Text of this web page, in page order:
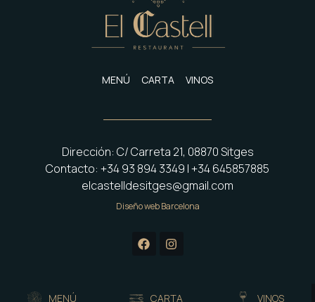
MENÚ CARTA VINOS
Dirección: C/ Carreta 21, 08870 Sitges
Contacto: +34 93 894 3349 | +34 645857885
elcastelldesitges@gmail.com
Diseño web Barcelona
MENÚ CARTA VINOS